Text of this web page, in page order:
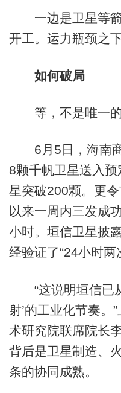
一边是卫星等箭
开工。运力瓶颈之
如何破局
等，不是唯一的
6月5日，海南商
8颗千帆卫星送入
星突破200颗。更
以来一周内三发成
小时。垣信卫星披
经验证了“24小时两
“这说明垣信已从
射’的工业化节奏。
术研究院联席院长
背后是卫星制造、
条的协同成熟。